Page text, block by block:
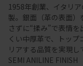
1958年創業、イタリ
製。銀面（革の表面）
さずに“揉み”で表情
くい中厚革で、トッ
リアする品質を実現し
SEMI ANILINE FINISH